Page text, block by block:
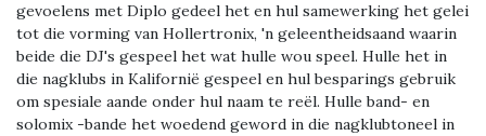
gevoelens met Diplo gedeel het en hul samewerking het gelei
tot die vorming van Hollertronix, 'n geleentheidsaand waarin
beide die DJ's gespeel het wat hulle wou speel. Hulle het in
die nagklubs in Kalifornië gespeel en hul besparings gebruik
om spesiale aande onder hul naam te reël. Hulle band- en
solomix -bande het woedend geword in die nagklubtoneel in